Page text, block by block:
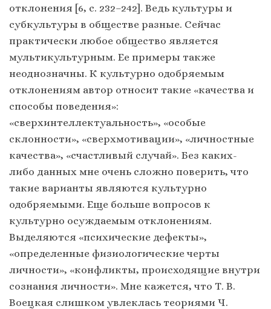
отклонения [6, с. 232–242]. Ведь культуры и
субкультуры в обществе разные. Сейчас
практически любое общество является
мультикультурным. Ее примеры также
неоднозначны. К культурно одобряемым
отклонениям автор относит такие «качества и
способы поведения»:
«сверхинтеллектуальность», «особые
склонности», «сверхмотивации», «личностные
качества», «счастливый случай». Без каких-
либо данных мне очень сложно поверить, что
такие варианты являются культурно
одобряемыми. Еще больше вопросов к
культурно осуждаемым отклонениям.
Выделяются «психические дефекты»,
«определенные физиологические черты
личности», «конфликты, происходящие внутри
сознания личности». Мне кажется, что Т. В.
Воецкая слишком увлеклась теориями Ч.